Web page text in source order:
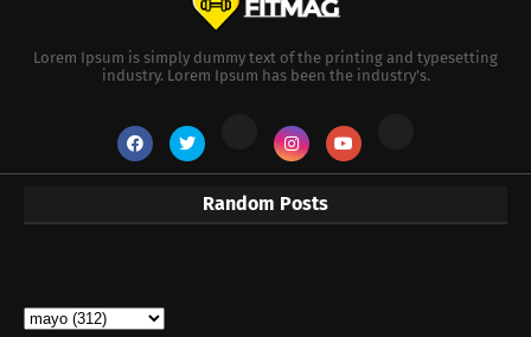
Lorem Ipsum is simply dummy text of the printing and typesetting
industry. Lorem Ipsum has been the industry's.
Random Posts